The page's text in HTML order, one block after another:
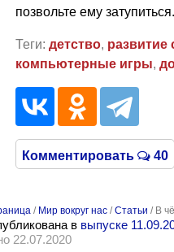
позвольте ему
Теги: детство, развитие
компьютерные игры,
Комментировать 40
/ Мир вокруг нас /Статьи / В
в выпуске
22.07.2020